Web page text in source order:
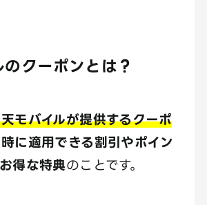
クーポンとは？
モバイルが提供するクーポ
に適用できる割引やポイン
得な特典のことです。